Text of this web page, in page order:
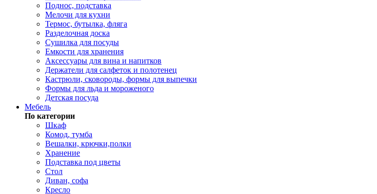
Поднос, подставка
Мелочи для кухни
Термос, бутылка, фляга
Разделочная доска
Сушилка для посуды
Емкости для хранения
Аксессуары для вина и напитков
Держатели для салфеток и полотенец
Кастрюли, сковороды, формы для выпечки
Формы для льда и мороженого
Детская посуда
Мебель
По категории
Шкаф
Комод, тумба
Вешалки, крючки,полки
Хранение
Подставка под цветы
Стол
Диван, софа
Кресло